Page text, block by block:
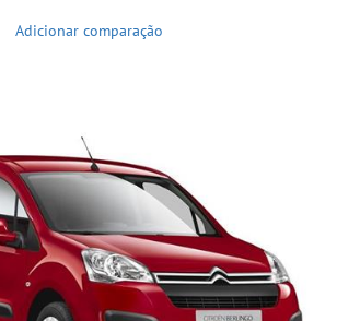
Adicionar comparação